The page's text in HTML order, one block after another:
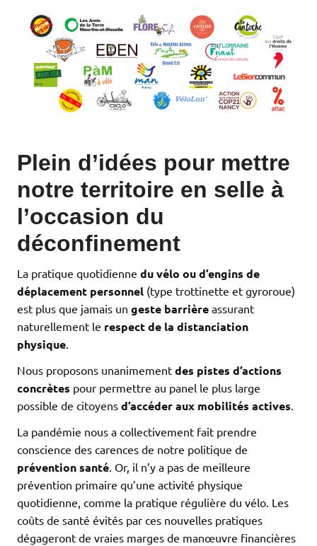
Plein d’idées pour mettre
notre territoire en selle à
l’occasion du
déconfinement
La pratique quotidienne duvélo ou d’engins de
déplacement personnel (type trottinette et gyroroue)
est plus que jamais un geste barrière assurant
naturellement le respect de la distanciation
physique.
Nous proposons unanimement des pistes d’actions
concrètes pour permettre au panel le plus large
possible de citoyens d’accéder aux mobilités actives.
La pandémie nous a collectivement fait prendre
conscience des carences de notre politique de
prévention santé. Or, il n’y a pas de meilleure
prévention primaire qu’une activité physique
quotidienne, comme la pratique régulière du vélo. Les
coûts de santé évités par ces nouvelles pratiques
dégageront de vraies marges de manœuvre financières